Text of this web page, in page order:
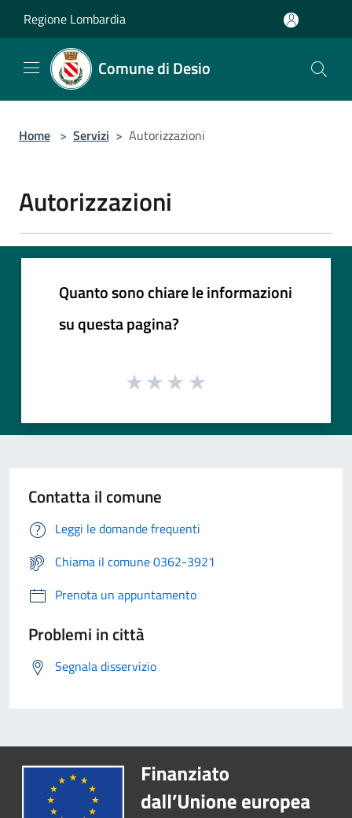
Regione Lombardia
Comune di Desio
Home > Servizi > Autorizzazioni
Autorizzazioni
Quanto sono chiare le informazioni
su questa pagina?
Contatta il comune
Leggi le domande frequenti
Chiama il comune 0362-3921
Prenota un appuntamento
Problemi in città
Segnala disservizio